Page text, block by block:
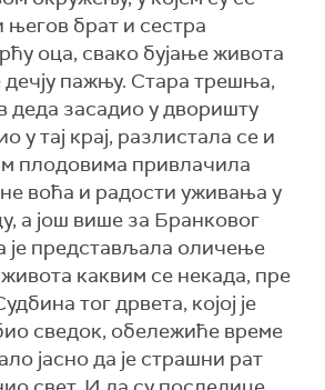
брат и сестра
оца, свако бујање живота
дечју пажњу. Стара трешња,
деда засадио у дворишту
у тај крај, разлистала се и
плодовима привлачила
воћа и радости уживања у
а још више за Бранковог
је представљала оличење
каквим се некада, пре
тог дрвета, којој је
сведок, обележиће време
јасно да је страшни рат